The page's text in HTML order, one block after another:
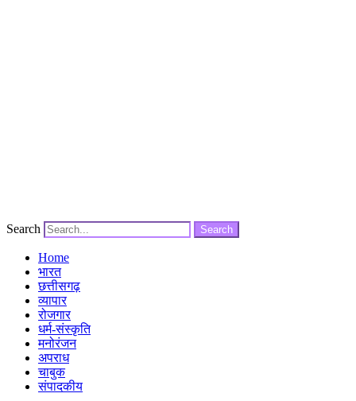
Search Search
Home
भारत
छत्तीसगढ़
व्यापार
रोजगार
धर्म-संस्कृति
मनोरंजन
अपराध
चाबुक
संपादकीय